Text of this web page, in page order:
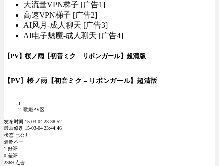
大流量VPN梯子 [广告1]
高速VPN梯子 [广告2]
AI风月-成人聊天 [广告3]
AI电子魅魔-成人聊天 [广告4]
【PV】桜ノ雨【初音ミク – リボンガール】超清版
【PV】桜ノ雨【初音ミク – リボンガール】超清版
歌姬PV区
发布时间 15-03-04 23:38:52
最后修改 15-03-04 23:44:46
状态 已公开
褒贬不一
1 好评
0 差评
2369 点击